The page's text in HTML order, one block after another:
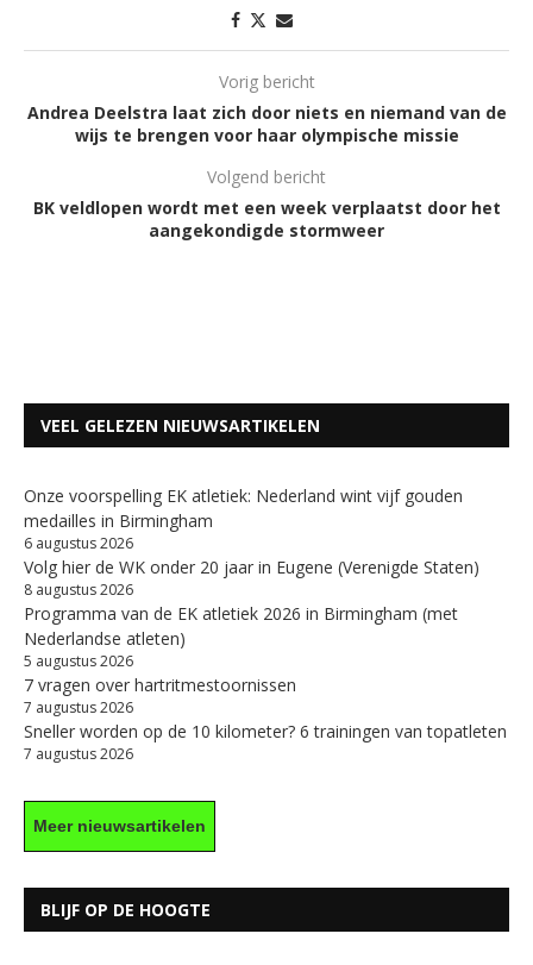
Vorig bericht
Andrea Deelstra laat zich door niets en niemand van de
wijs te brengen voor haar olympische missie
Volgend bericht
BK veldlopen wordt met een week verplaatst door het
aangekondigde stormweer
VEEL GELEZEN NIEUWSARTIKELEN
Onze voorspelling EK atletiek: Nederland wint vijf gouden
medailles in Birmingham
6 augustus 2026
Volg hier de WK onder 20 jaar in Eugene (Verenigde Staten)
8 augustus 2026
Programma van de EK atletiek 2026 in Birmingham (met
Nederlandse atleten)
5 augustus 2026
7 vragen over hartritmestoornissen
7 augustus 2026
Sneller worden op de 10 kilometer? 6 trainingen van topatleten
7 augustus 2026
Meer nieuwsartikelen
BLIJF OP DE HOOGTE